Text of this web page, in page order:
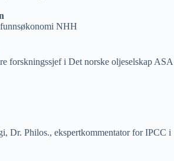
NHH
forskningssjef i Det norske oljeselskap ASA
Dr. Philos., ekspertkommentator for IPCC i